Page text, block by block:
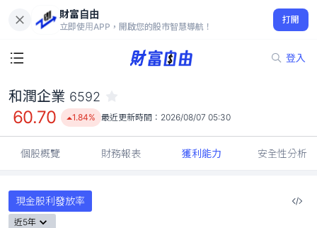
財富自由
立即使用APP，開啟您的股市智慧導航！
打開
登入
60.70
1.84%
和潤企業 6592
60.70 1.84% 最近更新時間： 2026/08/07 05:30
個股概覽 財務報表 獲利能力 安全性分析
現金股利發放率
近5年